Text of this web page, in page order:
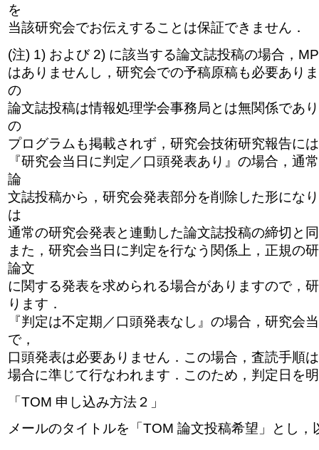
を
当該研究会でお伝えすることは保証できません．
(注) 1) および 2) に該当する論文誌投稿の場合，
はありませんし，研究会での予稿原稿も必要あり
の
論文誌投稿は情報処理学会事務局とは無関係であ
の
プログラムも掲載されず，研究会技術研究報告に
『研究会当日に判定／口頭発表あり』の場合，通
論
文誌投稿から，研究会発表部分を削除した形にな
は
通常の研究会発表と連動した論文誌投稿の締切と
また，研究会当日に判定を行なう関係上，正規の
論文
に関する発表を求められる場合がありますので，
ります．
『判定は不定期／口頭発表なし』の場合，研究会
で，
口頭発表は必要ありません．この場合，査読手順
場合に準じて行なわれます．このため，判定日を
「TOM 申し込み方法２」
メールのタイトルを「TOM 論文投稿希望」とし，